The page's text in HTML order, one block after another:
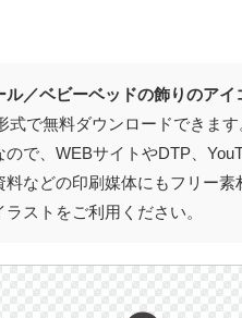
ル／ベビーベッドの飾りのアイ
式で無料ダウンロードできま
ので、WEBサイトやDTP、
料などの印刷媒体にもフリー素
ラストをご利用ください。